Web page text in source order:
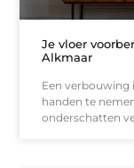
Je vloer
Alkmaar
Een verbouwing
handen te
onderschatten